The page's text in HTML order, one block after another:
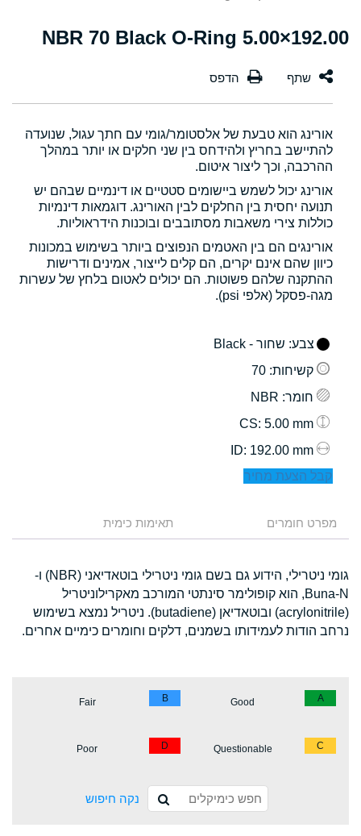
192.00×5.00 NBR 70 Black O-Ring
אורינג הוא טבעת של אלסטומר/גומי עם חתך עגול, שנועדה
להתיישב בחריץ ולהידחס בין שני חלקים או יותר במהלך
ההרכבה, וכך ליצור איטום.
אורינג יכול לשמש ביישומים סטטיים או דינמיים שבהם יש
תנועה יחסית בין החלקים לבין האורינג. דוגמאות דינמיות
כוללות צירי משאבות מסתובבים ובוכנות הידראוליות.
אורינגים הם בין האטמים הנפוצים ביותר בשימוש במכונות
כיוון שהם אינם יקרים, הם קלים לייצור, אמינים ודרישות
ההתקנה שלהם פשוטות. הם יכולים לאטום בלחץ של עשרות
מגה-פסקל (אלפי psi).
צבע: שחור - Black
קשיחות: 70
חומר: NBR
: 5.00 mm
: 192.00 mm
קבל הצעת מחיר
מפרט חומרים תאימות כימית
גומי ניטרילי, הידוע גם בשם גומי ניטרילי בוטאדיאני (NBR) ו-
Buna-N, הוא קופולימר סינתטי המורכב מאקרילוניטריל
(acrylonitrile) ובוטאדיאן (butadiene). ניטריל נמצא בשימוש
נרחב הודות לעמידותו בשמנים, דלקים וחומרים כימיים אחרים.
A
Good
B
Fair
C
Questionable
D
Poor
נקה חיפוש